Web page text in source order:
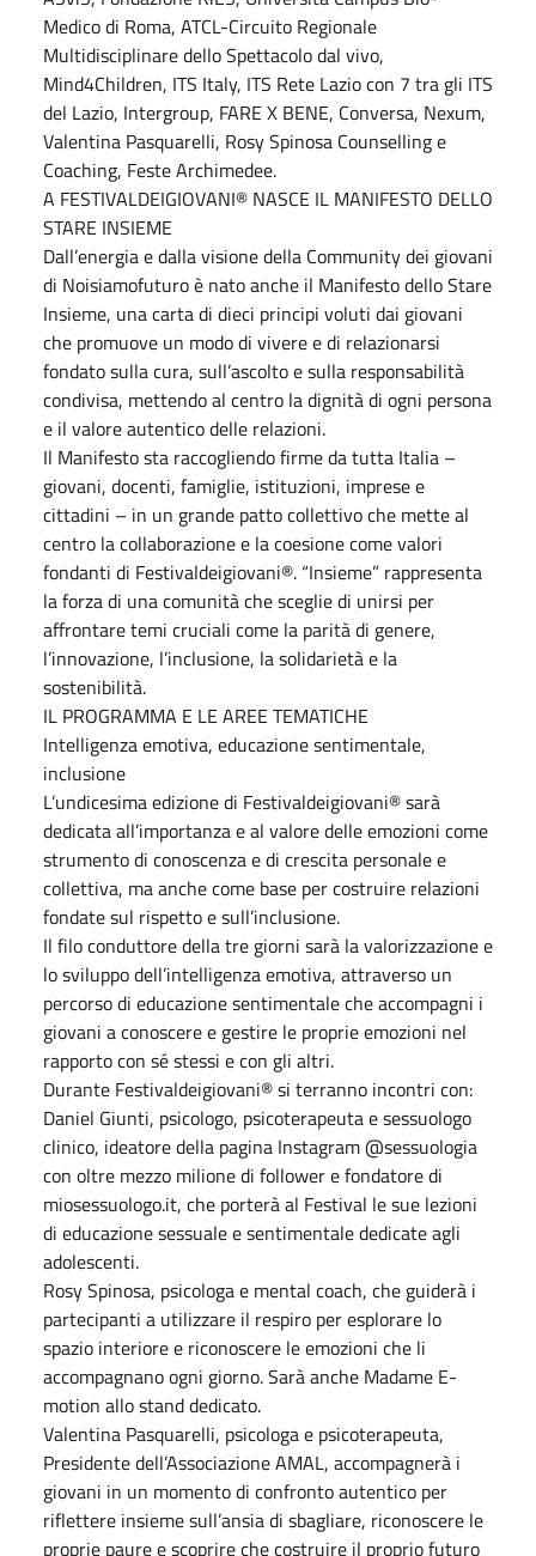
Medico di Roma, ATCL-Circuito Regionale
Multidisciplinare dello Spettacolo dal vivo,
Mind4Children, ITS Italy, ITS Rete Lazio con 7 tra gli ITS
del Lazio, Intergroup, FARE X BENE, Conversa, Nexum,
Valentina Pasquarelli, Rosy Spinosa Counselling e
Coaching, Feste Archimedee.
A FESTIVALDEIGIOVANI® NASCE IL MANIFESTO DELLO
STARE INSIEME
Dall’energia e dalla visione della Community dei giovani
di Noisiamofuturo è nato anche il Manifesto dello Stare
Insieme, una carta di dieci principi voluti dai giovani
che promuove un modo di vivere e di relazionarsi
fondato sulla cura, sull’ascolto e sulla responsabilità
condivisa, mettendo al centro la dignità di ogni persona
e il valore autentico delle relazioni.
Il Manifesto sta raccogliendo firme da tutta Italia –
giovani, docenti, famiglie, istituzioni, imprese e
cittadini – in un grande patto collettivo che mette al
centro la collaborazione e la coesione come valori
fondanti di Festivaldeigiovani®. “Insieme” rappresenta
la forza di una comunità che sceglie di unirsi per
affrontare temi cruciali come la parità di genere,
l’innovazione, l’inclusione, la solidarietà e la
sostenibilità.
IL PROGRAMMA E LE AREE TEMATICHE
Intelligenza emotiva, educazione sentimentale,
inclusione
L’undicesima edizione di Festivaldeigiovani® sarà
dedicata all’importanza e al valore delle emozioni come
strumento di conoscenza e di crescita personale e
collettiva, ma anche come base per costruire relazioni
fondate sul rispetto e sull’inclusione.
Il filo conduttore della tre giorni sarà la valorizzazione e
lo sviluppo dell’intelligenza emotiva, attraverso un
percorso di educazione sentimentale che accompagni i
giovani a conoscere e gestire le proprie emozioni nel
rapporto con sé stessi e con gli altri.
Durante Festivaldeigiovani® si terranno incontri con:
Daniel Giunti, psicologo, psicoterapeuta e sessuologo
clinico, ideatore della pagina Instagram @sessuologia
con oltre mezzo milione di follower e fondatore di
miosessuologo.it, che porterà al Festival le sue lezioni
di educazione sessuale e sentimentale dedicate agli
adolescenti.
Rosy Spinosa, psicologa e mental coach, che guiderà i
partecipanti a utilizzare il respiro per esplorare lo
spazio interiore e riconoscere le emozioni che li
accompagnano ogni giorno. Sarà anche Madame E-
motion allo stand dedicato.
Valentina Pasquarelli, psicologa e psicoterapeuta,
Presidente dell’Associazione AMAL, accompagnerà i
giovani in un momento di confronto autentico per
riflettere insieme sull’ansia di sbagliare, riconoscere le
proprie paure e scoprire che costruire il proprio futuro